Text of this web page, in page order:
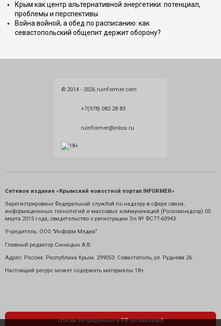
Крым как центр альтернативной энергетики: потенциал,
проблемы и перспективы
Война войной, а обед по расписанию: как
севастопольский общепит держит оборону?
© 2014 - 2026 ruinformer.com
+7(978) 082 28 83
ruinformer@inbox.ru
Сетевое издание «Крымский новостной портал INFORMER»
Зарегистрировано Федеральной службой по надзору в сфере связи,
информационных технологий и массовых коммуникаций (Роскомнадзор) 05
марта 2015 года, свидетельство о регистрации Эл № ФС77-60943.
Учредитель: ООО "Информ Медиа"
Главный редактор Синицын А.В.
Адрес: Россия. Республика Крым. 299053. Севастополь, ул. Руднева 26.
Настоящий ресурс может содержать материалы 18+
список запрещенных в РФ организаций